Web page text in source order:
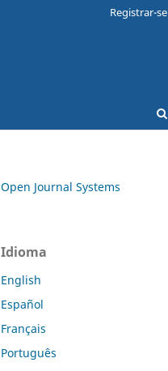
Registrar-se
Open Journal Systems
Idioma
English
Español
Français
Português